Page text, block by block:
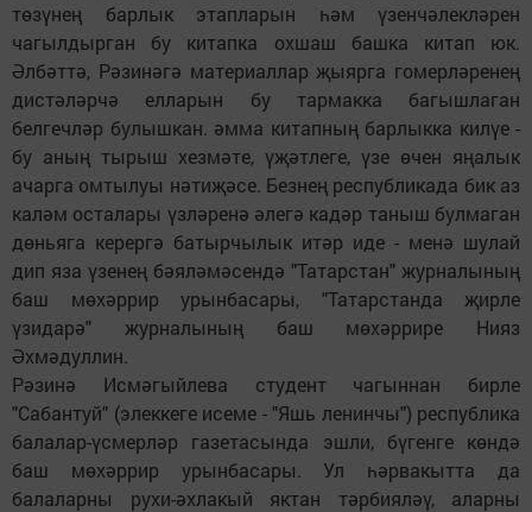
төзүнең барлык этапларын һәм үзенчәлекләрен
чагылдырган бу китапка охшаш башка китап юк.
Әлбәттә, Рәзинәгә материаллар җыярга гомерләренең
дистәләрчә елларын бу тармакка багышлаган
белгечләр булышкан. әмма китапның барлыкка килүе -
бу аның тырыш хезмәте, үҗәтлеге, үзе өчен яңалык
ачарга омтылуы нәтиҗәсе. Безнең республикада бик аз
каләм осталары үзләренә әлегә кадәр таныш булмаган
дөньяга керергә батырчылык итәр иде - менә шулай
дип яза үзенең бәяләмәсендә "Татарстан" журналының
баш мөхәррир урынбасары, "Татарстанда җирле
үзидарә" журналының баш мөхәррире Нияз
Әхмәдуллин.
Рәзинә Исмәгыйлева студент чагыннан бирле
"Сабантуй" (элеккеге исеме - "Яшь ленинчы") республика
балалар-үсмерләр газетасында эшли, бүгенге көндә
баш мөхәррир урынбасары. Ул һәрвакытта да
балаларны рухи-әхлакый яктан тәрбияләү, аларны